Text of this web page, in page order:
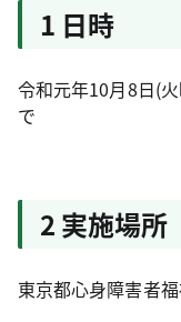
1 日時
令和元年10月8日(
で
2 実施場所
東京都心身障害者